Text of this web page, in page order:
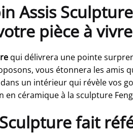
Assis
pièce à vivre
qui délivrera une pointe
vous étonnera les amis
un intérieur qui révèle vos
en céramique à la sculpture
fait